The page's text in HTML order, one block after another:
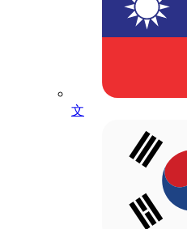
文